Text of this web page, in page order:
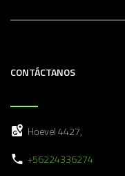
CONTÁCTANOS
Hoevel 4427,
+56224336274